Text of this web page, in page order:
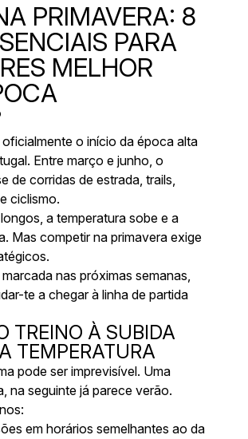
PRIMAVERA: 8
PARA
MELHOR
o início da época alta
Entre março e junho, o
de corridas de estrada, trails,
ciclismo.
a temperatura sobe e a
Mas competir na primavera exige
nas próximas semanas,
te a chegar à linha de partida
TREINO À SUBIDA
TEMPERATURA
pode ser imprevisível. Uma
na seguinte já parece verão.
em horários semelhantes ao da